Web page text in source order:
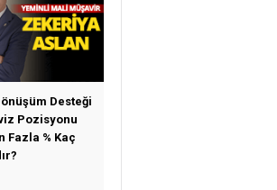
Desteği
Pozisyonu
Fazla % Kaç